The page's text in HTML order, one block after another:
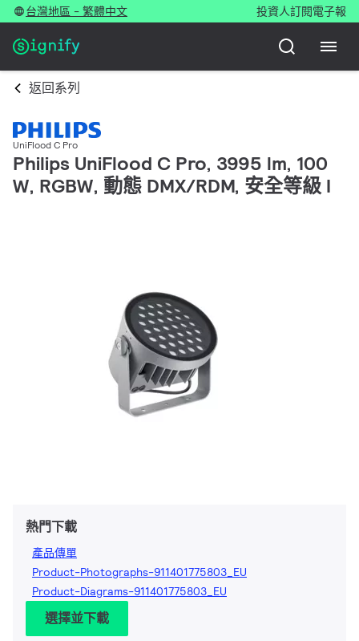
台灣地區 - 繁體中文 投資人訂閱電子報
返回系列
UniFlood C Pro
Philips UniFlood C Pro, 3995 lm, 100
W, RGBW, 動態 DMX/RDM, 安全等級 I
熱門下載
產品傳單
Product-Photographs-911401775803_EU
Product-Diagrams-911401775803_EU
選擇並下載